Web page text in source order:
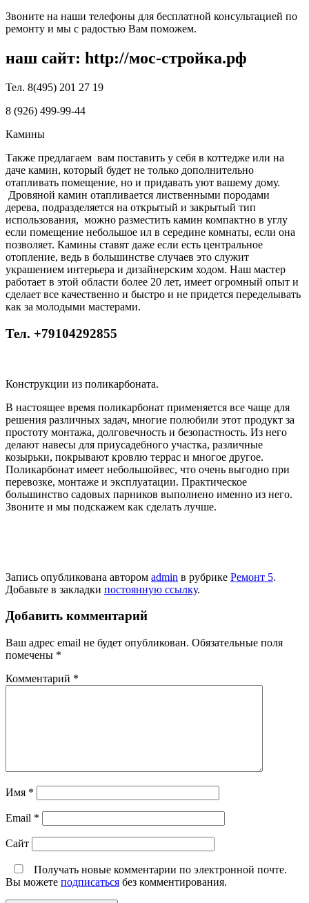
Звоните на наши телефоны для бесплатной консультацией по
ремонту и мы с радостью Вам поможем.
наш сайт: http://мос-стройка.рф
Тел. 8(495) 201 27 19
8 (926) 499-99-44
Камины
Также предлагаем вам поставить у себя в коттедже или на
даче камин, который будет не только дополнительно
отапливать помещение, но и придавать уют вашему дому.
Дровяной камин отапливается лиственными породами
дерева, подразделяется на открытый и закрытый тип
использования, можно разместить камин компактно в углу
если помещение небольшое ил в середине комнаты, если она
позволяет. Камины ставят даже если есть центральное
отопление, ведь в большинстве случаев это служит
украшением интерьера и дизайнерским ходом. Наш мастер
работает в этой области более 20 лет, имеет огромный опыт и
сделает все качественно и быстро и не придется переделывать
как за молодыми мастерами.
Тел. +79104292855
Конструкции из поликарбоната.
В настоящее время поликарбонат применяется все чаще для
решения различных задач, многие полюбили этот продукт за
простоту монтажа, долговечность и безопастность. Из него
делают навесы для приусадебного участка, различные
козырьки, покрывают кровлю террас и многое другое.
Поликарбонат имеет небольшойвес, что очень выгодно при
перевозке, монтаже и эксплуатации. Практическое
большинство садовых парников выполнено именно из него.
Звоните и мы подскажем как сделать лучше.
Запись опубликована автором admin в рубрике Ремонт 5.
Добавьте в закладки постоянную ссылку.
Добавить комментарий
Ваш адрес email не будет опубликован. Обязательные поля
помечены *
Комментарий *
Имя *
Email *
Сайт
Получать новые комментарии по электронной почте.
Вы можете подписаться без комментирования.